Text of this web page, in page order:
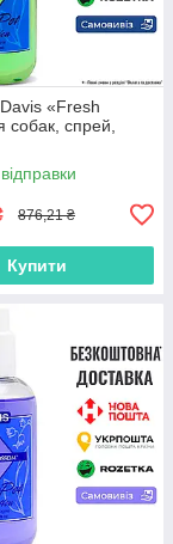
«Fresh
собак, спрей,
876,21 ₴
Купити